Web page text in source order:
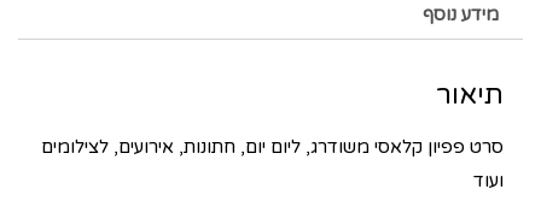
מידע נוסף
תיאור
סרט פפיון קלאסי משודרג, ליום יום, חתונות, אירועים, לצילומים
ועוד